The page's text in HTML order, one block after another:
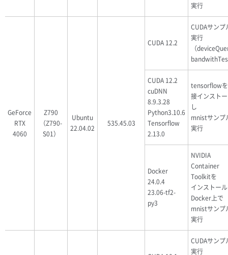
実行
GeForce
RTX
4060
Z790
（Z790-
S01）
Ubuntu
22.04.02
535.45.03
CUDA 12.2
CUDAサンプ
実行
（
CUDA 12.2
cuDNN
8.9.3.28
Python3.10.6
Tensorflow
2.13.0
tensorflow
接インスト
し
mnistサンプ
実行
Docker
24.0.4
23.06-tf2-
py3
NVIDIA
Container
Toolkitを
インストー
Docker上で
mnistサンプ
実行
CUDAサンプ
実行